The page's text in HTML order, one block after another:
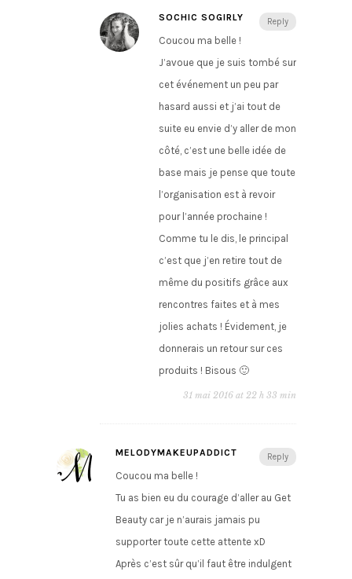
Reply
SOCHIC SOGIRLY
Coucou ma belle !
J’avoue que je suis tombé sur
cet événement un peu par
hasard aussi et j’ai tout de
suite eu envie d’y aller de mon
côté, c’est une belle idée de
base mais je pense que toute
l’organisation est à revoir
pour l’année prochaine !
Comme tu le dis, le principal
c’est que j’en retire tout de
même du positifs grâce aux
rencontres faites et à mes
jolies achats ! Évidement, je
donnerais un retour sur ces
produits ! Bisous 🙂
31 mai 2016 at 22 h 33 min
Reply
MELODYMAKEUPADDICT
Coucou ma belle !
Tu as bien eu du courage d’aller au Get
Beauty car je n’aurais jamais pu
supporter toute cette attente xD
Après c’est sûr qu’il faut être indulgent